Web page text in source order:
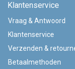
Klantenservice
Vraag & Antwoord
Klantenservice
Verzenden &
Betaalmethoden